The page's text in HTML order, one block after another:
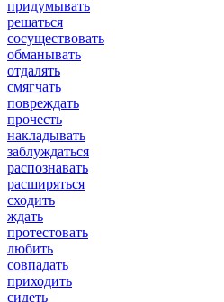
придумывать
решаться
сосуществовать
обманывать
отдалять
смягчать
повреждать
прочесть
накладывать
заблуждаться
распознавать
расширяться
сходить
ждать
протестовать
любить
совпадать
приходить
сидеть